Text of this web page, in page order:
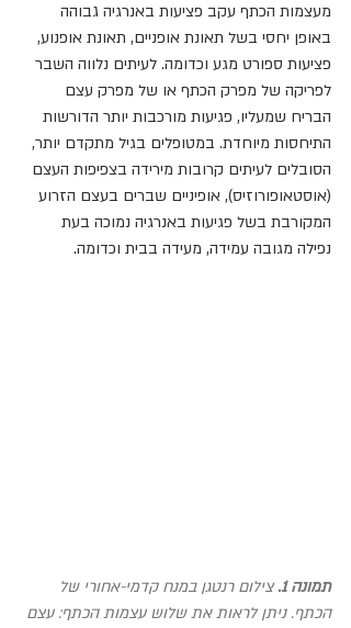
מעצמות הכתף עקב פציעות באנרגיה גבוהה
באופן יחסי בשל תאונת אופניים, תאונת אופנוע,
פציעות ספורט מגע וכדומה. לעיתים נלווה השבר
לפריקה של מפרק הכתף או של מפרק עצם
הבריח שמעליו, פגיעות מורכבות יותר הדורשות
התיחסות מיוחדת. במטופלים בגיל מתקדם יותר,
הסובלים לעיתים קרובות מירידה בצפיפות העצם
(אוסטאופורוזיס), אופיניים שברים בעצם הזרוע
המקורבת בשל פגיעות באנרגיה נמוכה בעת
נפילה מגובה עמידה, מעידה בבית וכדומה.
תמונה 1. צילום רנטגן במנח קדמי-אחורי של
הכתף. ניתן לראות את שלוש עצמות הכתף: עצם